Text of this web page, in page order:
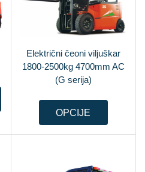
Električni čeoni viljuškar
1800-2500kg 4700mm AC
(G serija)
OPCIJE